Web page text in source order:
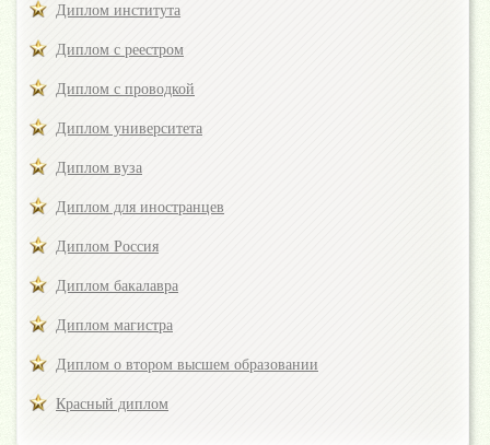
Диплом института
Диплом с реестром
Диплом с проводкой
Диплом университета
Диплом вуза
Диплом для иностранцев
Диплом Россия
Диплом бакалавра
Диплом магистра
Диплом о втором высшем образовании
Красный диплом